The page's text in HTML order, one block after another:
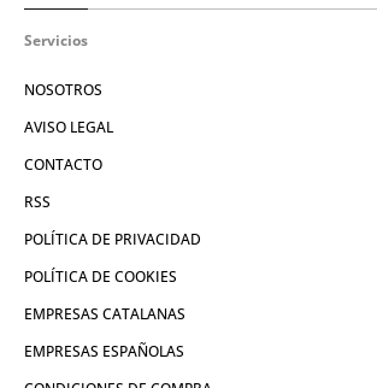
Servicios
NOSOTROS
AVISO LEGAL
CONTACTO
RSS
POLÍTICA DE PRIVACIDAD
POLÍTICA DE COOKIES
EMPRESAS CATALANAS
EMPRESAS ESPAÑOLAS